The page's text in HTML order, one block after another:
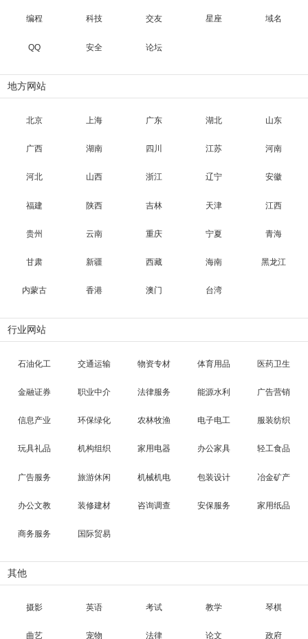
编程 科技 交友 星座 域名
QQ 安全 论坛
地方网站
北京 上海 广东 湖北 山东
广西 湖南 四川 江苏 河南
河北 山西 浙江 辽宁 安徽
福建 陕西 吉林 天津 江西
贵州 云南 重庆 宁夏 青海
甘肃 新疆 西藏 海南 黑龙江
内蒙古 香港 澳门 台湾
行业网站
石油化工 交通运输 物资专材 体育用品 医药卫生
金融证券 职业中介 法律服务 能源水利 广告营销
信息产业 环保绿化 农林牧渔 电子电工 服装纺织
玩具礼品 机构组织 家用电器 办公家具 轻工食品
广告服务 旅游休闲 机械机电 包装设计 冶金矿产
办公文教 装修建材 咨询调查 安保服务 家用纸品
商务服务 国际贸易
其他
摄影 英语 考试 教学 琴棋
曲艺 宠物 法律 论文 政府